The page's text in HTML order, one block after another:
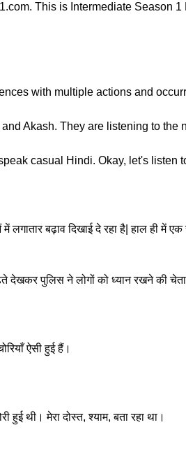
This is Intermediate Season
with multiple actions and
Akash. They are listening to the
casual Hindi. Okay, let's listen
लगातार बढ़ाव दिखाई दे रहा है| हाल ही में
देखकर पुलिस ने लोगों को ध्यान रखने की
ऐसी हुई हैं।
थी। मेरा दोस्त, श्याम, बता रहा था।